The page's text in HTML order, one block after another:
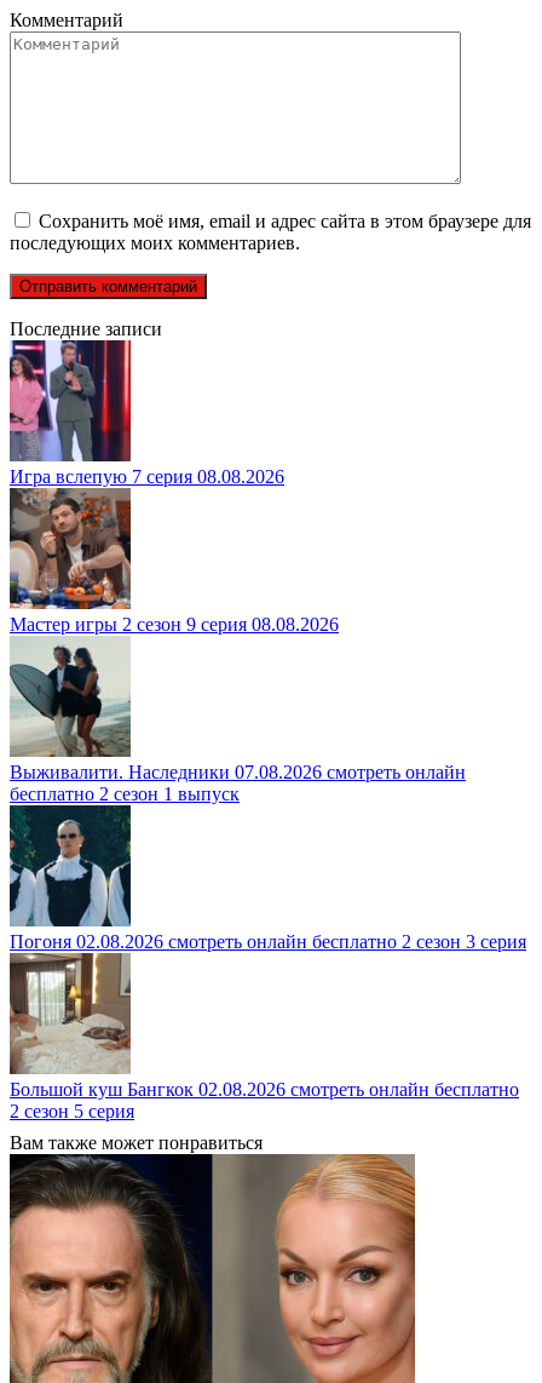
Комментарий
Сохранить моё имя, email и адрес сайта в этом браузере для
последующих моих комментариев.
Последние записи
Игра вслепую 7 серия 08.08.2026
Мастер игры 2 сезон 9 серия 08.08.2026
Выживалити. Наследники 07.08.2026 смотреть онлайн
бесплатно 2 сезон 1 выпуск
Погоня 02.08.2026 смотреть онлайн бесплатно 2 сезон 3 серия
Большой куш Бангкок 02.08.2026 смотреть онлайн бесплатно
2 сезон 5 серия
Вам также может понравиться